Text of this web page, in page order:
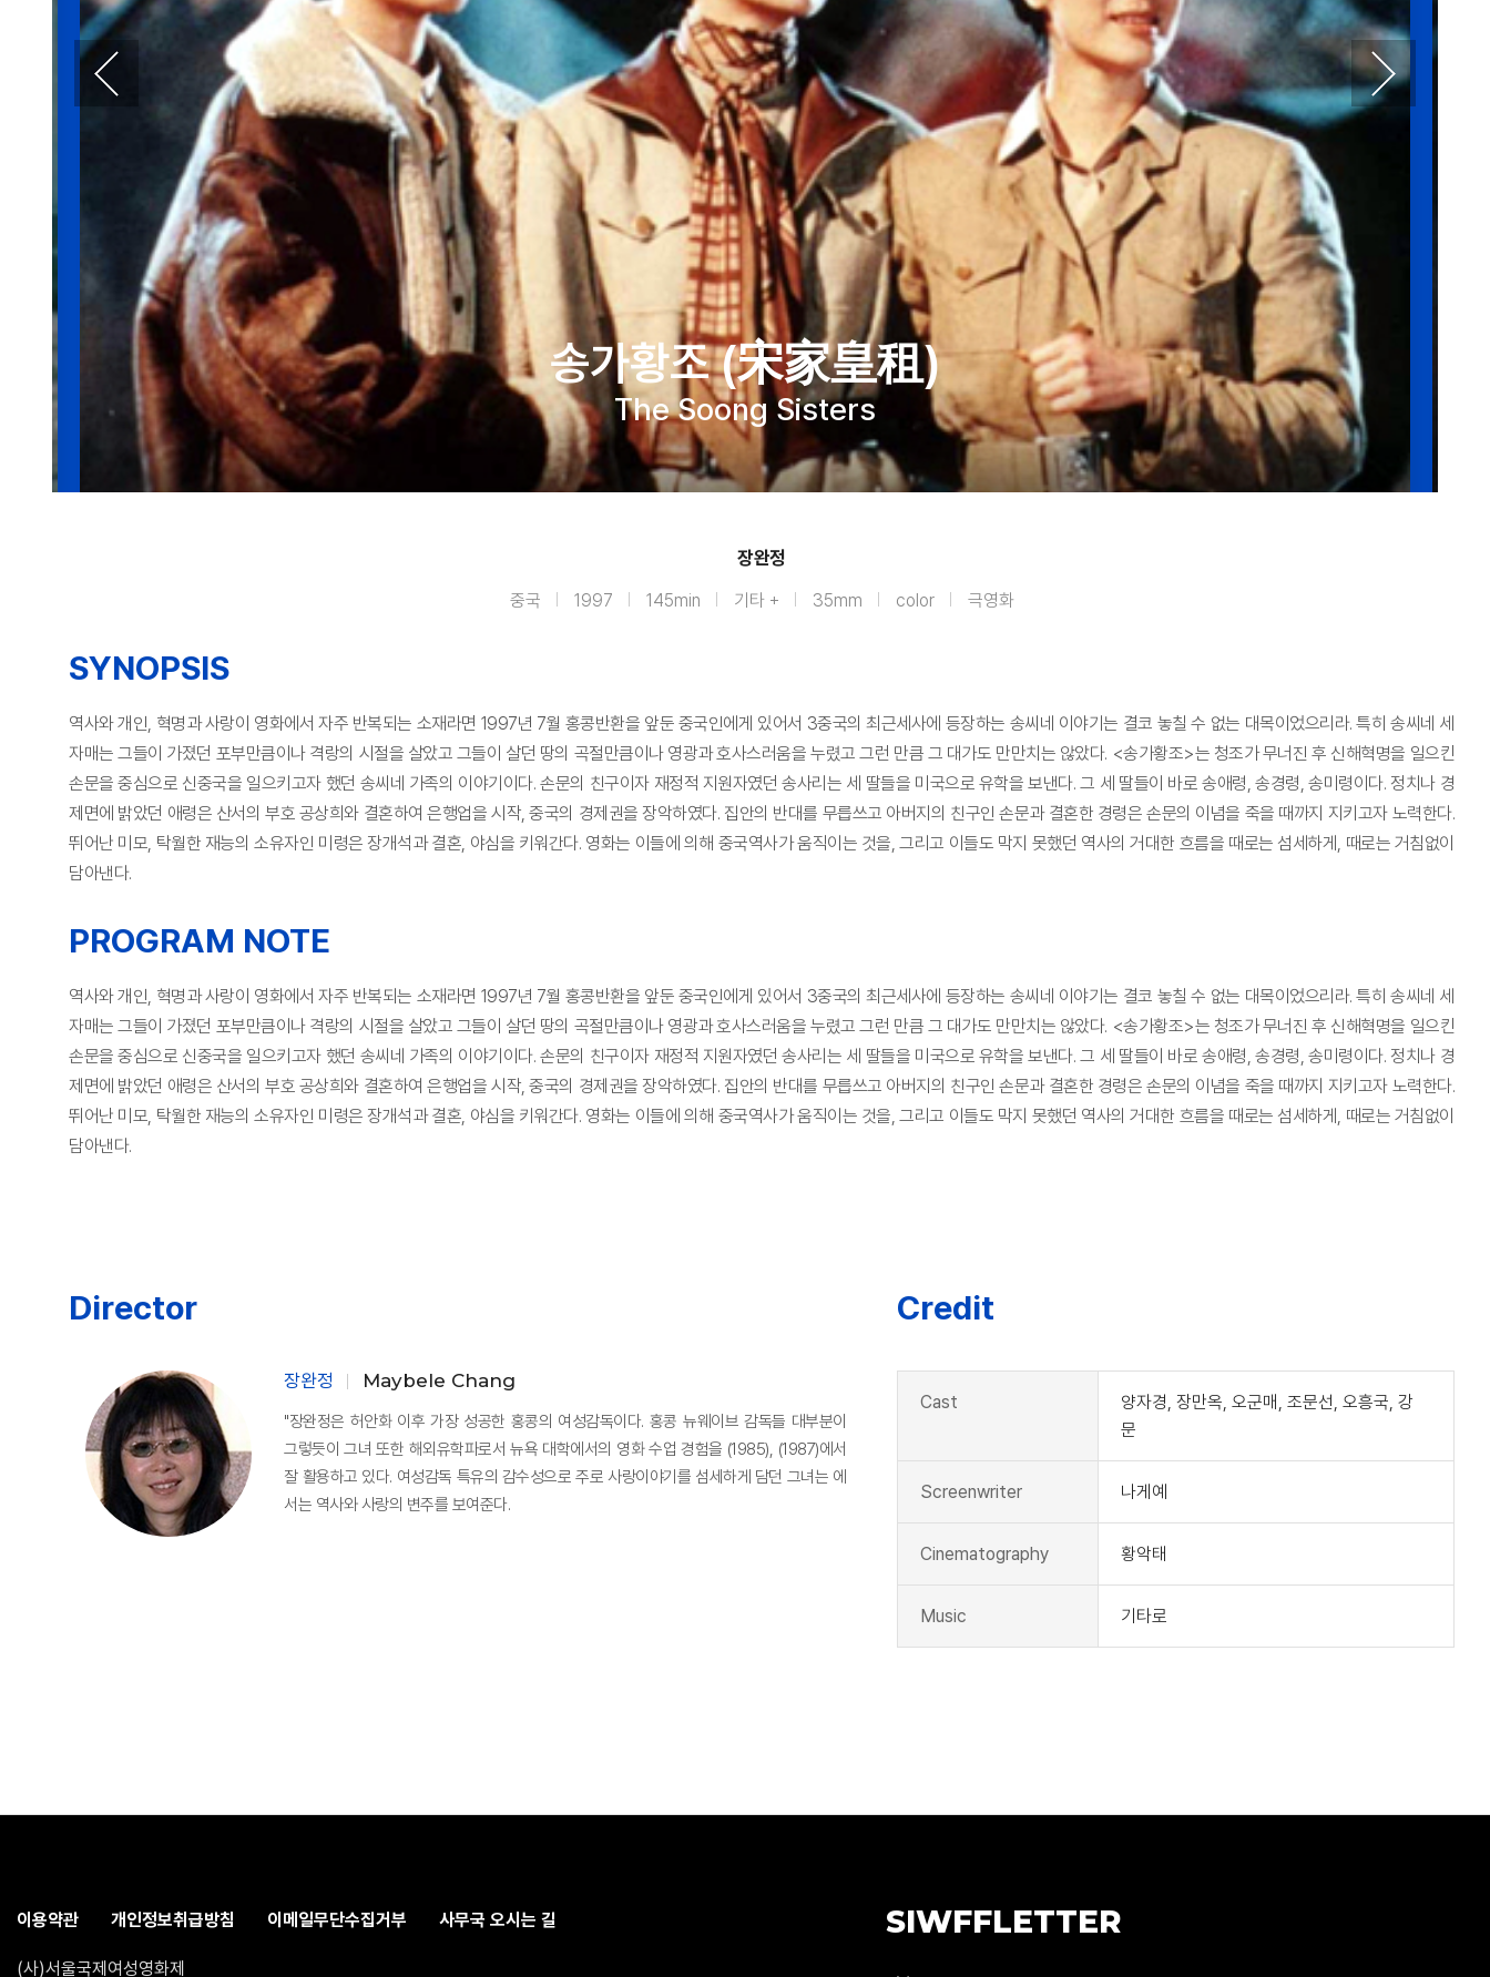
송가황조 (宋家皇租)
The Soong Sisters
장완정
중국 1997 145min 기타 + 35mm color 극영화
SYNOPSIS
역사와 개인, 혁명과 사랑이 영화에서 자주 반복되는 소재라면 1997년 7월 홍콩반환을 앞둔 중국인에게 있어서 3중국의 최근세사에 등장하는 송씨네 이야기는 결코 놓칠 수 없는 대목이었으리라. 특히 송씨네 세
자매는 그들이 가졌던 포부만큼이나 격랑의 시절을 살았고 그들이 살던 땅의 곡절만큼이나 영광과 호사스러움을 누렸고 그런 만큼 그 대가도 만만치는 않았다. <송가황조>는 청조가 무너진 후 신해혁명을 일으킨
손문을 중심으로 신중국을 일으키고자 했던 송씨네 가족의 이야기이다. 손문의 친구이자 재정적 지원자였던 송사리는 세 딸들을 미국으로 유학을 보낸다. 그 세 딸들이 바로 송애령, 송경령, 송미령이다. 정치나 경
제면에 밝았던 애령은 산서의 부호 공상희와 결혼하여 은행업을 시작, 중국의 경제권을 장악하였다. 집안의 반대를 무릅쓰고 아버지의 친구인 손문과 결혼한 경령은 손문의 이념을 죽을 때까지 지키고자 노력한다.
뛰어난 미모, 탁월한 재능의 소유자인 미령은 장개석과 결혼, 야심을 키워간다. 영화는 이들에 의해 중국역사가 움직이는 것을, 그리고 이들도 막지 못했던 역사의 거대한 흐름을 때로는 섬세하게, 때로는 거침없이
담아낸다.
PROGRAM NOTE
역사와 개인, 혁명과 사랑이 영화에서 자주 반복되는 소재라면 1997년 7월 홍콩반환을 앞둔 중국인에게 있어서 3중국의 최근세사에 등장하는 송씨네 이야기는 결코 놓칠 수 없는 대목이었으리라. 특히 송씨네 세
자매는 그들이 가졌던 포부만큼이나 격랑의 시절을 살았고 그들이 살던 땅의 곡절만큼이나 영광과 호사스러움을 누렸고 그런 만큼 그 대가도 만만치는 않았다. <송가황조>는 청조가 무너진 후 신해혁명을 일으킨
손문을 중심으로 신중국을 일으키고자 했던 송씨네 가족의 이야기이다. 손문의 친구이자 재정적 지원자였던 송사리는 세 딸들을 미국으로 유학을 보낸다. 그 세 딸들이 바로 송애령, 송경령, 송미령이다. 정치나 경
제면에 밝았던 애령은 산서의 부호 공상희와 결혼하여 은행업을 시작, 중국의 경제권을 장악하였다. 집안의 반대를 무릅쓰고 아버지의 친구인 손문과 결혼한 경령은 손문의 이념을 죽을 때까지 지키고자 노력한다.
뛰어난 미모, 탁월한 재능의 소유자인 미령은 장개석과 결혼, 야심을 키워간다. 영화는 이들에 의해 중국역사가 움직이는 것을, 그리고 이들도 막지 못했던 역사의 거대한 흐름을 때로는 섬세하게, 때로는 거침없이
담아낸다.
Director
장완정 Maybele Chang
"장완정은 허안화 이후 가장 성공한 홍콩의 여성감독이다. 홍콩 뉴웨이브 감독들 대부분이
그렇듯이 그녀 또한 해외유학파로서 뉴욕 대학에서의 영화 수업 경험을 (1985), (1987)에서
잘 활용하고 있다. 여성감독 특유의 감수성으로 주로 사랑이야기를 섬세하게 담던 그녀는 에
서는 역사와 사랑의 변주를 보여준다.
Credit
Cast
양자경, 장만옥, 오군매, 조문선, 오흥국, 강
문
Screenwriter 나게예
Cinematography 황악태
Music 기타로
이용약관 개인정보취급방침 이메일무단수집거부 사무국 오시는 길
(사)서울국제여성영화제
SIWFFLETTER